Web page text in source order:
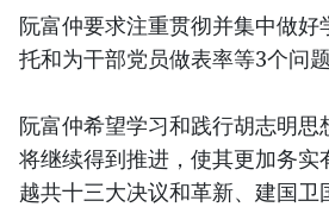
阮富仲要求注重贯彻并集中做好
托和为干部党员做表率等3个问题
阮富仲希望学习和践行胡志明
将继续得到推进，使其更加务实
越共十三大决议和革新、建国卫